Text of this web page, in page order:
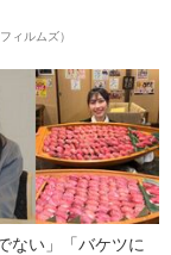
ィルムズ）
ない」「バケツに